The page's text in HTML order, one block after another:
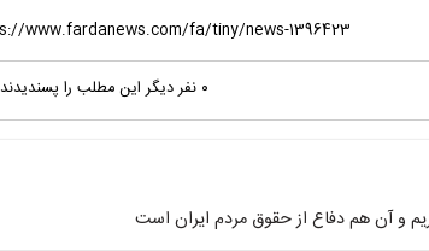
۰ نفر دیگر این مطلب را پسندیدند
و آن هم دفاع از حقوق مردم ایران است